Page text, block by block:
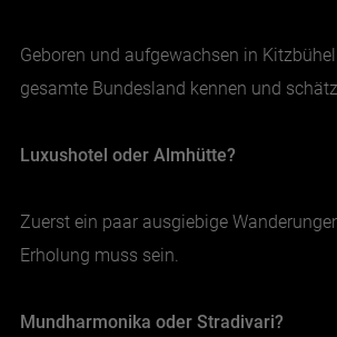
Geboren und aufgewachsen in
gesamte Bundesland kennen und
Luxushotel oder Almhütte?
Zuerst ein paar ausgiebige
Erholung muss sein.
Mundharmonika oder Stradivari?